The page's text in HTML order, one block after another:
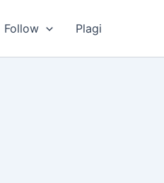
Follow Plagi